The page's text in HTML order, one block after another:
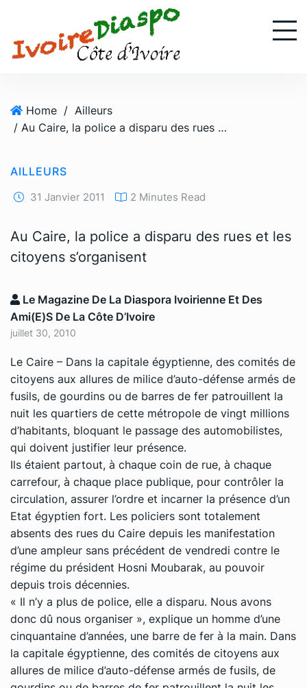
Home / Ailleurs
/ Au Caire, la police a disparu des rues et les citoyens s’organisent
AILLEURS
31 Janvier 2011 2 Minutes Read
Au Caire, la police a disparu des rues et les
citoyens s’organisent
Le Magazine De La Diaspora Ivoirienne Et Des
Ami(e)s De La Côte D’Ivoire
juillet 30, 2010
Le Caire – Dans la capitale égyptienne, des comités de
citoyens aux allures de milice d’auto-défense armés de
fusils, de gourdins ou de barres de fer patrouillent la
nuit les quartiers de cette métropole de vingt millions
d’habitants, bloquant le passage des automobilistes,
qui doivent justifier leur présence.
Ils étaient partout, à chaque coin de rue, à chaque
carrefour, à chaque place publique, pour contrôler la
circulation, assurer l’ordre et incarner la présence d’un
Etat égyptien fort. Les policiers sont totalement
absents des rues du Caire depuis les manifestation
d’une ampleur sans précédent de vendredi contre le
régime du président Hosni Moubarak, au pouvoir
depuis trois décennies.
« Il n’y a plus de police, elle a disparu. Nous avons
donc dû nous organiser », explique un homme d’une
cinquantaine d’années, une barre de fer à la main. Dans
la capitale égyptienne, des comités de citoyens aux
allures de milice d’auto-défense armés de fusils, de